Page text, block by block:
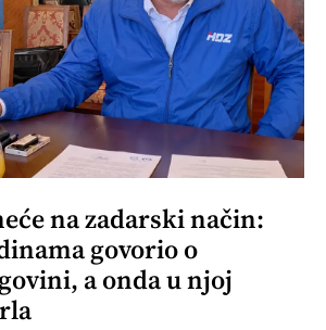
na zadarski način:
govorio o
a onda u njoj